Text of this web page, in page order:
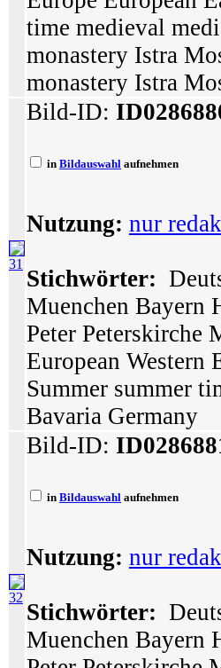
time medieval
monastery Istra
monastery Istra
31
Bild-ID:
in Bildauswahl aufnehmen
Nutzung: nur
Stichwörter:
Muenchen Bayern
Peter Peterskirche
European
Summer summer
Bavaria Germany
32
Bild-ID:
in Bildauswahl aufnehmen
Nutzung: nur
Stichwörter:
Muenchen Bayern